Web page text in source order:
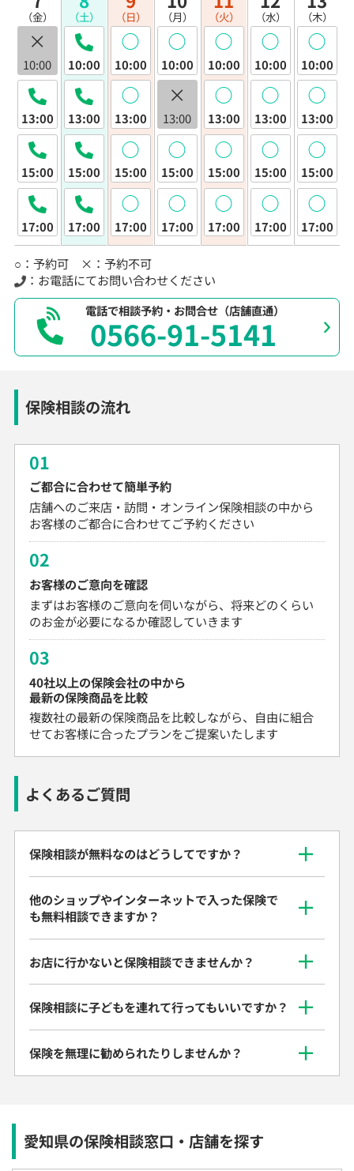
（金）
×
10:00
13:00
15:00
17:00
（土）
10:00
13:00
15:00
17:00
（日）
◯
10:00
◯
13:00
◯
15:00
◯
17:00
（月）
◯
10:00
×
13:00
◯
15:00
◯
17:00
（火）
◯
10:00
◯
13:00
◯
15:00
◯
17:00
（水）
◯
10:00
◯
13:00
◯
15:00
◯
17:00
（木）
◯
10:00
◯
13:00
◯
15:00
◯
17:00
○：予約可 ×：予約不可
：お電話にてお問い合わせください
電話で相談予約・お問合せ（店舗直通）
0566-91-5141
保険相談の流れ
01
ご都合に合わせて簡単予約
店舗へのご来店・訪問・オンライン保険相談の中から
お客様のご都合に合わせてご予約ください
02
お客様のご意向を確認
まずはお客様のご意向を伺いながら、将来どのくらい
のお金が必要になるか確認していきます
03
40社以上の保険会社の中から
最新の保険商品を比較
複数社の最新の保険商品を比較しながら、自由に組合
せてお客様に合ったプランをご提案いたします
よくあるご質問
保険相談が無料なのはどうしてですか？
他のショップやインターネットで入った保険で
も無料相談できますか？
お店に行かないと保険相談できませんか？
保険相談に子どもを連れて行ってもいいですか？
保険を無理に勧められたりしませんか？
愛知県の保険相談窓口・店舗を探す